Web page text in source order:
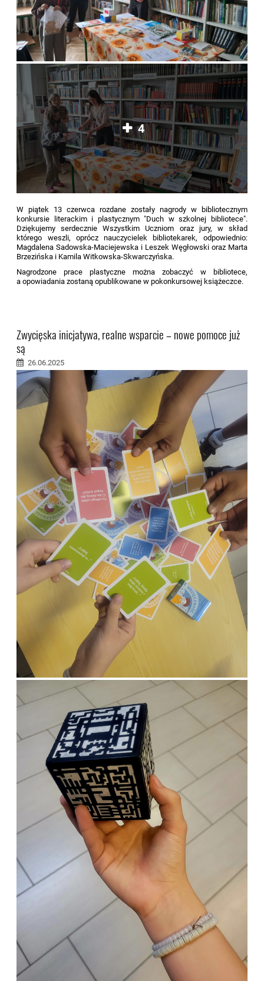
4
W piątek 13 czerwca rozdane zostały nagrody w bibliotecznym
konkursie literackim i plastycznym "Duch w szkolnej bibliotece".
Dziękujemy serdecznie Wszystkim Uczniom oraz jury, w skład
którego weszli, oprócz nauczycielek bibliotekarek, odpowiednio:
Magdalena Sadowska-Maciejewska i Leszek Węgłowski oraz Marta
Brzezińska i Kamila Witkowska-Skwarczyńska.
Nagrodzone prace plastyczne można zobaczyć w bibliotece,
a opowiadania zostaną opublikowane w pokonkursowej książeczce.
Zwycięska inicjatywa, realne wsparcie – nowe pomoce już
są
26.06.2025